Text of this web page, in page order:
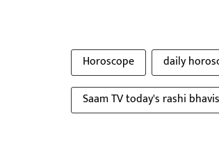
Horoscope daily
Saam TV today's rashi